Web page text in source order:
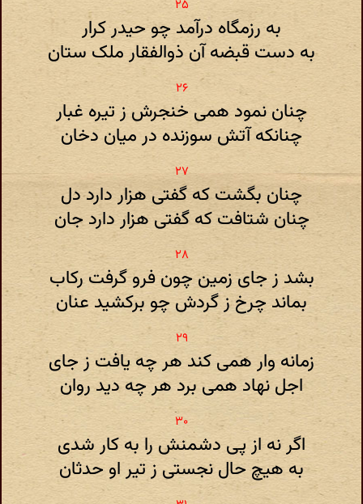
به رزمگاه درآمد چو حیدر کرار
به دست قبضه آن ذوالفقار ملک ستان
چنان نمود همی خنجرش ز تیره غبار
چنانکه آتش سوزنده در میان دخان
چنان بگشت که گفتی هزار دارد دل
چنان شتافت که گفتی هزار دارد جان
بشد ز جای زمین چون فرو گرفت رکاب
بماند چرخ ز گردش چو برکشید عنان
زمانه وار همی کند هر چه یافت ز جای
اجل نهاد همی برد هر چه دید روان
اگر نه از پی دشمنش را به کار شدی
به هیچ حال نجستی ز تیر او حدثان